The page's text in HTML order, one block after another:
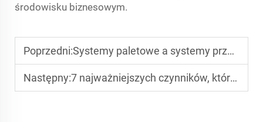
środowisku biznesowym.
Poprzedni:Systemy paletowe a systemy przejazdowe: Które lepiej wykorzystują przestrzeń
Następny:7 najważniejszych czynników, które należy wziąć pod uwagę przy zakupie przemysłowych półek do ciężkich ładunków